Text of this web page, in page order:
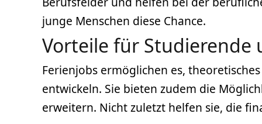
junge Menschen diese Chance.
Vorteile für Studierende
Ferienjobs ermöglichen es,
entwickeln. Sie bieten zudem die
erweitern. Nicht zuletzt helfen sie, die